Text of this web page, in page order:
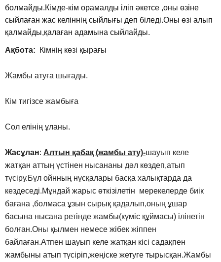
болмайды.Кімде-кім орамалды іліп әкетсе ,оны өзіне
сыйлаған жас келіннің сыйлығы деп біледі.Оны өзі алып
қалмайды,қалаған адамына сыйлайды.
Ақбота: Кімнің көзі қырағы
Жамбы атуға шығады.
Кім тигізсе жамбыға
Сол елінің ұланы.
Жасұлан: Алтын қабақ (жамбы ату)-шауып келе
жатқан аттың үстінен нысананы дәл көздеп,атып
түсіру.Бұл ойнның нұсқалары басқа халықтарда да
кездеседі.Мұндай жарыс өткізілетін мерекелерде биік
бағана ,болмаса ұзын сырық қадалып,оның ұшар
басына нысана ретінде жамбы(күміс құймасы) ілінетін
болған.Оны қылмен немесе жібек жіппен
байлаған.Атпен шауып келе жатқан кісі садақпен
жамбыны атып түсіріп,жеңіске жетуге тырысқан.Жамбы